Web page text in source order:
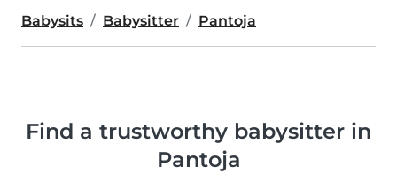
Babysits Babysitter Pantoja
Find a trustworthy babysitter in
Pantoja